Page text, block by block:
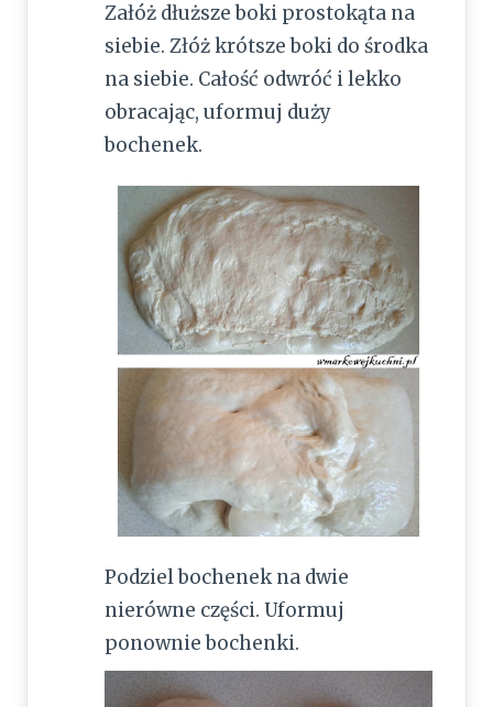
Załóż dłuższe boki prostokąta na
siebie. Złóż krótsze boki do środka
na siebie. Całość odwróć i lekko
obracając, uformuj duży
bochenek.
Podziel bochenek na dwie
nierówne części. Uformuj
ponownie bochenki.